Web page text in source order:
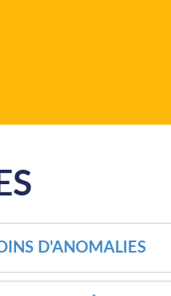
D'ANOMALIES